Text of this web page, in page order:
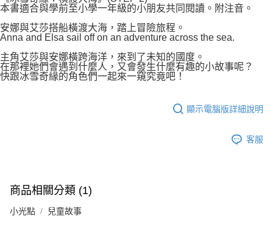
本書適合與學前至小學一年級的小朋友共同閱讀。附注音。
安娜與艾莎搭船橫渡大海，踏上冒險旅程。
Anna and Elsa sail off on an adventure across the sea.
主角艾莎與安娜橫跨海洋，來到了未知的國度。
在那裡她們會遇到什麼人，又會發生什麼有趣的小故事呢？
快跟冰雪奇緣的角色們一起來一窺究竟吧！
顯示電腦版詳細說明
客服
商品相關分類 (1)
小光點 兒童故事